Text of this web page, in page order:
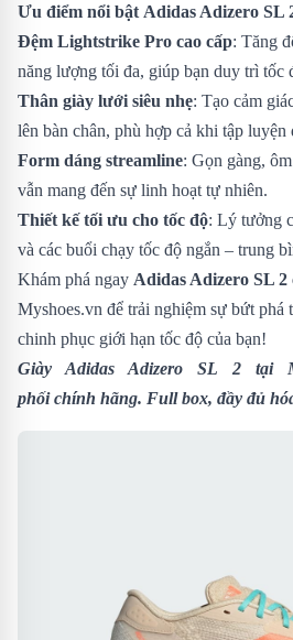
Ưu điểm nổi bật Adidas Adizero SL
Đệm Lightstrike Pro cao cấp: Tăng
năng lượng tối đa, giúp bạn duy trì tốc
Thân giày lưới siêu nhẹ: Tạo cảm
lên bàn chân, phù hợp cả khi tập luyện
Form dáng streamline: Gọn gàng,
vẫn mang đến sự linh hoạt tự nhiên.
Thiết kế tối ưu cho tốc độ: Lý tưởng
và các buổi chạy tốc độ ngắn – trung
Khám phá ngay Adidas Adizero SL 2
Myshoes.vn để trải nghiệm sự bứt phá
chinh phục giới hạn tốc độ của bạn!
GiàyAdidas Adizero SL 2tại
phối chính hãng. Full box, đầy đủ